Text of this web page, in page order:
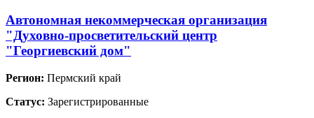
Автономная некоммерческая организация
"Духовно-просветительский центр
"Георгиевский дом"
Регион: Пермский край
Статус: Зарегистрированные